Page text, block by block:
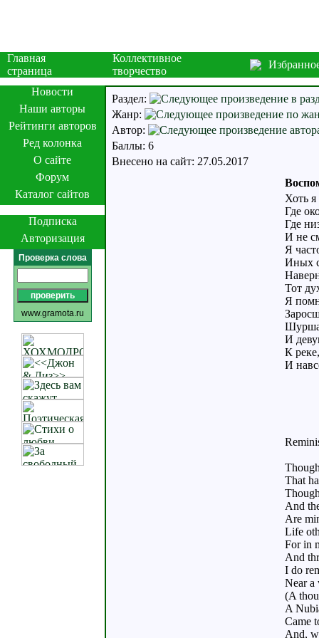
Главная
страница
Коллективное
творчество
Новости
Наши авторы
Рейтинги авторов
Ред колонка
О сайте
Форум
Каталог сайтов
Подписка
Авторизация
Проверка слова
www.gramota.ru
Раздел:
Жанр:
Автор:
Баллы: 6
Внесено на сайт: 27.05.2017
Хоть
Где
Где
И не
Я
Иных
Тот
Я
И
К
И
That
And
Are
Life
For in
And
I do
Near a
(A
A
Came
And,